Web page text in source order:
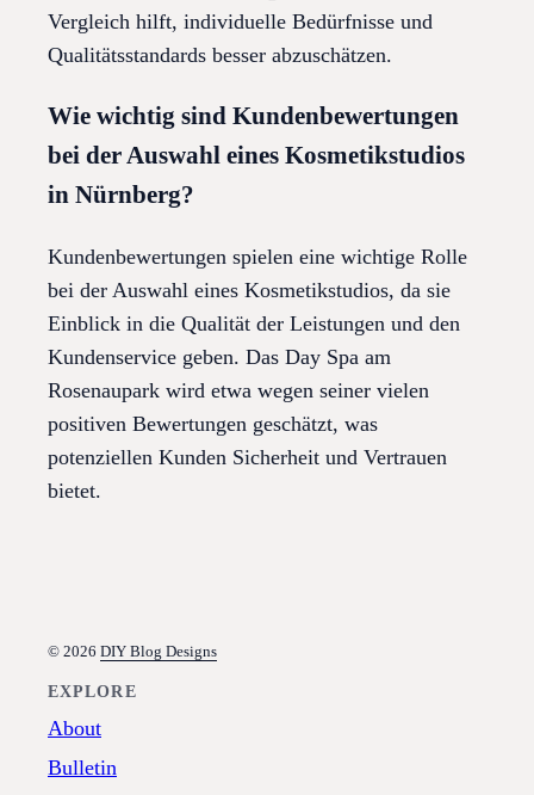
Vergleich hilft, individuelle Bedürfnisse und
Qualitätsstandards besser abzuschätzen.
Wie wichtig sind Kundenbewertungen
bei der Auswahl eines Kosmetikstudios
in Nürnberg?
Kundenbewertungen spielen eine wichtige Rolle
bei der Auswahl eines Kosmetikstudios, da sie
Einblick in die Qualität der Leistungen und den
Kundenservice geben. Das Day Spa am
Rosenaupark wird etwa wegen seiner vielen
positiven Bewertungen geschätzt, was
potenziellen Kunden Sicherheit und Vertrauen
bietet.
© 2026 DIY Blog Designs
EXPLORE
About
Bulletin